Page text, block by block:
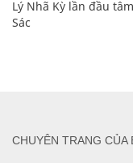
Lý Nhã Kỳ lần đầu
Sác
CHUYÊN TRANG CỦA